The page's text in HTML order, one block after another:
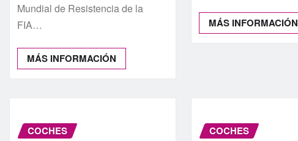
Mundial de Resistencia de la
FIA…
MÁS INFORMACIÓN
MÁS INFORMACIÓN
COCHES
COCHES